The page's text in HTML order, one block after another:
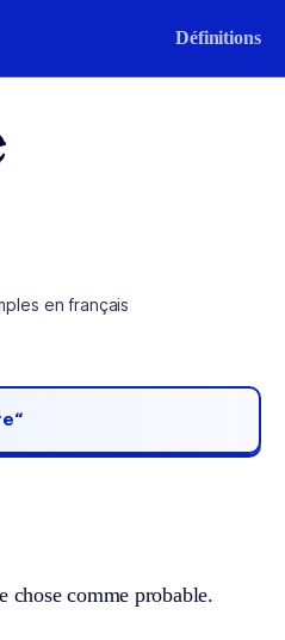
Définitions
en français
chose comme probable.